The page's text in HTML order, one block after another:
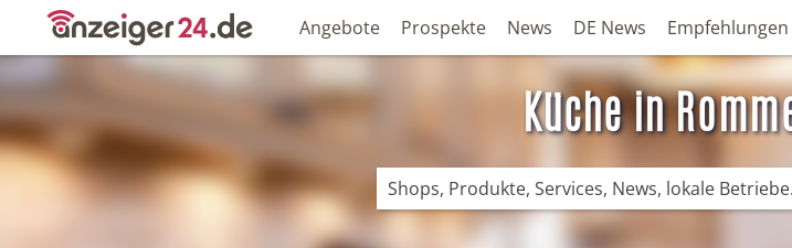
Angebote Prospekte News DE News Empfehlungen
Küche in